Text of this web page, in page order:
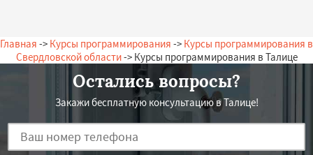
Главная -> Курсы программирования -> Курсы программирования в
Свердловской области-> Курсы программирования в Талице
Остались вопросы?
Закажи бесплатную консультацию в Талице!